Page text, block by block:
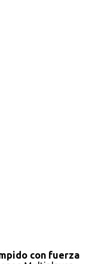
con fuerza